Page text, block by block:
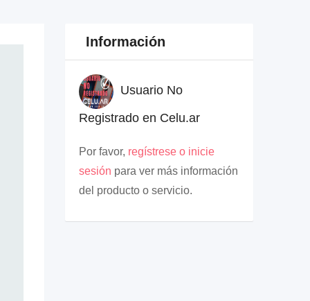
Información
Usuario No
Registrado en Celu.ar
Por favor, regístrese o inicie
sesión para ver más información
del producto o servicio.